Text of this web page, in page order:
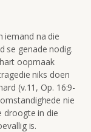
iemand na die
se genade nodig.
oopmaak
niks doen
(v.11, Op. 16:9-
nie
droogte in die
is.